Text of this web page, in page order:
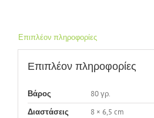
Επιπλέον πληροφορίες
Επιπλέον πληροφορίες
Βάρος 80 γρ.
Διαστάσεις 8 × 6,5 cm